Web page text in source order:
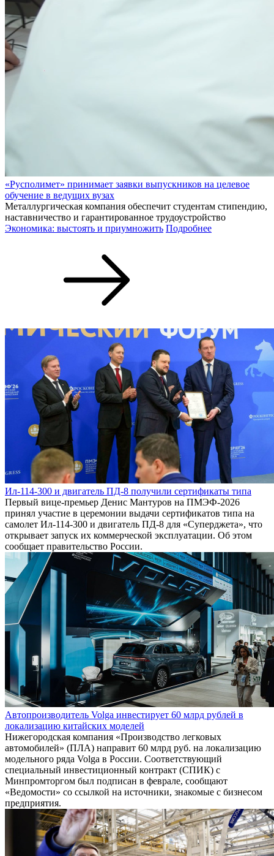
«Русполимет» принимает заявки выпускников на целевое
обучение в ведущих вузах
Металлургическая компания обеспечит студентам стипендию,
наставничество и гарантированное трудоустройство
Экономика: выстоять и приумножить Подробнее
Ил-114-300 и двигатель ПД-8 получили сертификаты типа
Первый вице-премьер Денис Мантуров на ПМЭФ-2026
принял участие в церемонии выдачи сертификатов типа на
самолет Ил-114-300 и двигатель ПД-8 для «Суперджета», что
открывает запуск их коммерческой эксплуатации. Об этом
сообщает правительство России.
Автопроизводитель Volga инвестирует 60 млрд рублей в
локализацию китайских моделей
Нижегородская компания «Производство легковых
автомобилей» (ПЛА) направит 60 млрд руб. на локализацию
модельного ряда Volga в России. Соответствующий
специальный инвестиционный контракт (СПИК) с
Минпромторгом был подписан в феврале, сообщают
«Ведомости» со ссылкой на источники, знакомые с бизнесом
предприятия.